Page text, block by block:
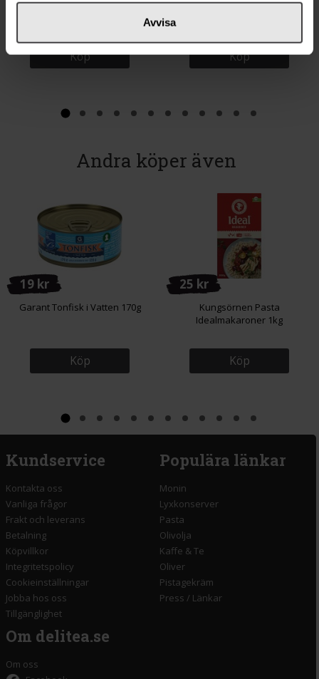
Avvisa
Köp Köp
Andra köper även
19 kr
Garant Tonfisk i Vatten 170g
Köp
25 kr
Kungsörnen Pasta
Idealmakaroner 1kg
Köp
Kundservice
Kontakta oss
Vanliga frågor
Frakt och leverans
Betalning
Köpvillkor
Integritetspolicy
Cookieinställningar
Jobba hos oss
Tillgänglighet
Populära länkar
Monin
Lyxkonserver
Pasta
Olivolja
Kaffe & Te
Oliver
Pistagekräm
Press / Länkar
Om delitea.se
Om oss